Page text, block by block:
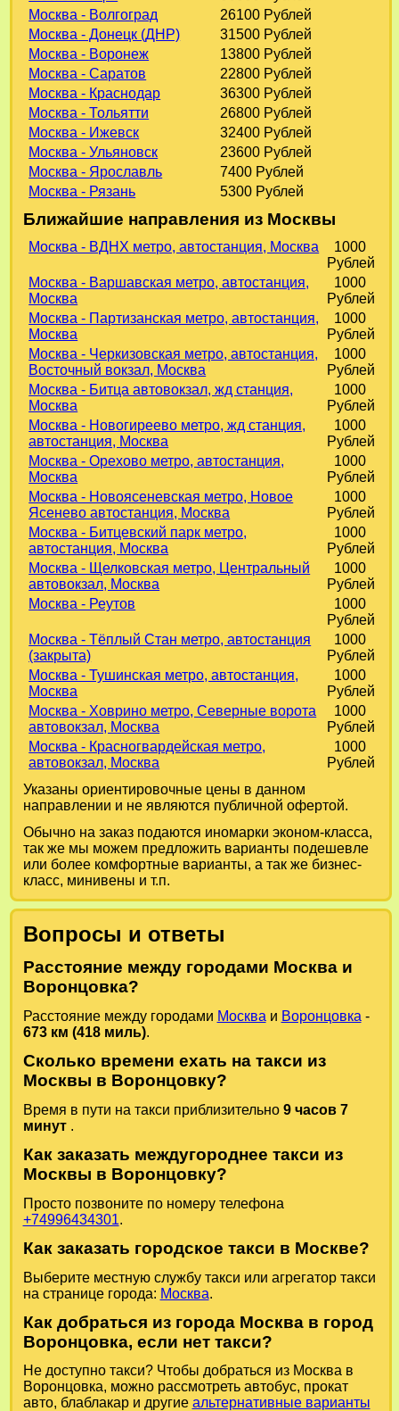
Москва - Волгоград
26100 Рублей
Москва - Донецк (ДНР)
31500 Рублей
Москва - Воронеж
13800 Рублей
Москва - Саратов
22800 Рублей
Москва - Краснодар
36300 Рублей
Москва - Тольятти
26800 Рублей
Москва - Ижевск
32400 Рублей
Москва - Ульяновск
23600 Рублей
Москва - Ярославль
7400 Рублей
Москва - Рязань
5300 Рублей
Ближайшие направления из Москвы
Москва - ВДНХ метро, автостанция, Москва
1000
Рублей
Москва - Варшавская метро, автостанция,
Москва
1000
Рублей
Москва - Партизанская метро, автостанция,
Москва
1000
Рублей
Москва - Черкизовская метро, автостанция,
Восточный вокзал, Москва
1000
Рублей
Москва - Битца автовокзал, жд станция,
Москва
1000
Рублей
Москва - Новогиреево метро, жд станция,
автостанция, Москва
1000
Рублей
Москва - Орехово метро, автостанция,
Москва
1000
Рублей
Москва - Новоясеневская метро, Новое
Ясенево автостанция, Москва
1000
Рублей
Москва - Битцевский парк метро,
автостанция, Москва
1000
Рублей
Москва - Щелковская метро, Центральный
автовокзал, Москва
1000
Рублей
Москва - Реутов
1000
Рублей
Москва - Тёплый Стан метро, автостанция
(закрыта)
1000
Рублей
Москва - Тушинская метро, автостанция,
Москва
1000
Рублей
Москва - Ховрино метро, Северные ворота
автовокзал, Москва
1000
Рублей
Москва - Красногвардейская метро,
автовокзал, Москва
1000
Рублей
Указаны ориентировочные цены в данном
направлении и не являются публичной офертой.
Обычно на заказ подаются иномарки эконом-класса,
так же мы можем предложить варианты подешевле
или более комфортные варианты, а так же бизнес-
класс, минивены и т.п.
Вопросы и ответы
Расстояние между городами Москва и
Воронцовка?
Расстояние между городами Москва и Воронцовка -
673 км (418 миль).
Сколько времени ехать на такси из
Москвы в Воронцовку?
Время в пути на такси приблизительно 9 часов 7
минут .
Как заказать междугороднее такси из
Москвы в Воронцовку?
Просто позвоните по номеру телефона
+74996434301.
Как заказать городское такси в Москве?
Выберите местную службу такси или агрегатор такси
на странице города: Москва.
Как добраться из города Москва в город
Воронцовка, если нет такси?
Не доступно такси? Чтобы добраться из Москва в
Воронцовка, можно рассмотреть автобус, прокат
авто, блаблакар и другие альтернативные варианты